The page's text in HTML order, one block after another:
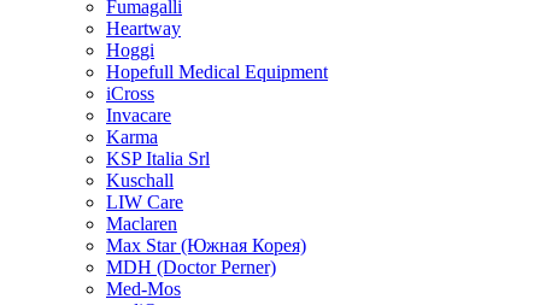
Fumagalli
Heartway
Hoggi
Hopefull Medical Equipment
iCross
Invacare
Karma
KSP Italia Srl
Kuschall
LIW Care
Maclaren
Max Star (Южная Корея)
MDH (Doctor Perner)
Med-Mos